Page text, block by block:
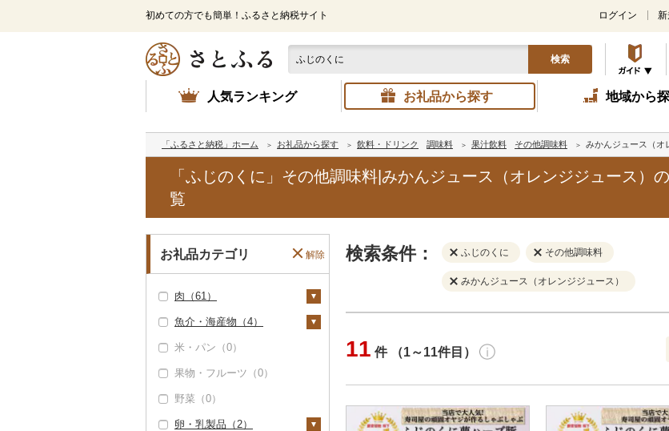
初めての方でも簡単！ふるさと納税サイト ログイン
検索
人気ランキング お礼品から探す 地域から
「ふるさと納税」ホーム お礼品から探す 飲料・ドリンク 調味料 果汁飲料 その他調味料 みかんジュース（オ
「ふじのくに」その他調味料|みかんジュース（オレンジジュース）
覧
お礼品カテゴリ 解除
肉（61）
牛肉（精肉）（2）
ステーキ（1）
すき焼き（0）
しゃぶしゃぶ（0）
焼肉（0）
牛肉（加工品）（0）
豚肉（精肉）（55）
ステーキ（0）
すき焼き（0）
豚肉（加工品）（7）
ハンバーグ（0）
鶏肉（0）
魚介・海産物（4）
カニ（0）
エビ（0）
いくら（0）
うに（0）
米・パン（0）
果物・フルーツ（0）
野菜（0）
卵・乳製品（2）
検索条件： ふじのくに その他調味料
みかんジュース（オレンジジュース）
円
11 件 （1～11件目）